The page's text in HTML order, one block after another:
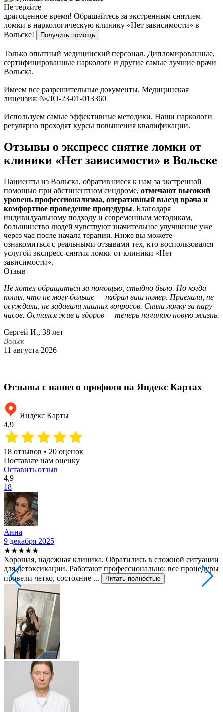
Не теряйте
драгоценное время! Обращайтесь за экстренным снятием
ломки в наркологическую клинику «Нет зависимости» в
Вольске!
Получить помощь
Только опытный медицинский персонал. Дипломированные,
сертифицированные наркологи и другие самые лучшие врачи
Вольска.
Имеем все разрешительные документы. Медицинская
лицензия: №ЛО-23-01-013360
Используем самые эффективные методики. Наши наркологи
регулярно проходят курсы повышения квалификации.
Отзывы о экспресс снятие ломки от
клиники «Нет зависимости» в Вольске
Пациенты из Вольска, обратившиеся к нам за экстренной
помощью при абстинентном синдроме, отмечают высокий
уровень профессионализма, оперативный выезд врача и
комфортное проведение процедуры. Благодаря
индивидуальному подходу и современным методикам,
большинство людей чувствуют значительное улучшение уже
через час после начала терапии. Ниже вы можете
ознакомиться с реальными отзывами тех, кто воспользовался
услугой экспресс-снятия ломки от клиники «Нет
зависимости».
Отзыв
Не хотел обращаться за помощью, стыдно было. Но когда
понял, что не могу больше — набрал ваш номер. Приехали, не
осуждали, не задавали лишних вопросов. Сняли ломку за пару
часов. Остался жив и здоров — теперь начинаю новую жизнь.
Сергей И., 38 лет
Вольск
11 августа 2026
Отзывы с нашего профиля на Яндекс Картах
Яндекс Карты
4,9
18 отзывов • 20 оценок
Поставьте нам оценку
Оставить отзыв
4,9
18
Анна
9 декабря 2025
★★★★★
Хорошая, надежная клиника. Обратились в сложной ситуации
для детоксикации. Работают профессионально: все процедуры
провели четко, состояние ...
Читать полностью